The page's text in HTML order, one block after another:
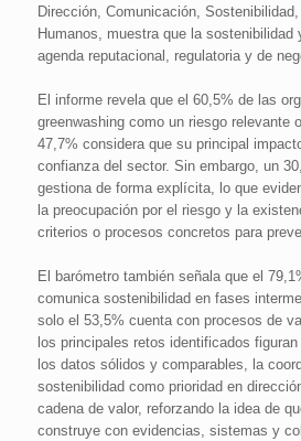
Dirección, Comunicación,
Humanos, muestra que la sostenibilidad
agenda reputacional, regulatoria y de
El informe revela que el 60,5% de las
greenwashing como un riesgo relevante
47,7% considera que su principal
confianza del sector. Sin embargo, un
gestiona de forma explícita, lo que
la preocupación por el riesgo y la
criterios o procesos concretos para
El barómetro también señala que el
comunica sostenibilidad en fases
solo el 53,5% cuenta con procesos de
los principales retos identificados
los datos sólidos y comparables, la
sostenibilidad como prioridad en
cadena de valor, reforzando la idea de
construye con evidencias, sistemas y